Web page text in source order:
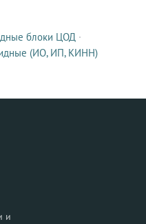
блоки ЦОД ·
(ИО, ИП, КИНН)
и